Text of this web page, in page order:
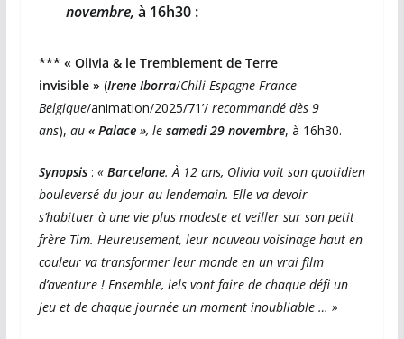
novembre, à 16h30 :
*** « Olivia & le Tremblement de Terre
invisible » (Irene Iborra/Chili-Espagne-France-
Belgique/animation/2025/71’/ recommandé dès 9
ans), au« Palace », lesamedi 29 novembre, à 16h30.
Synopsis : « Barcelone. À 12 ans, Olivia voit son quotidien
bouleversé du jour au lendemain. Elle va devoir
s’habituer à une vie plus modeste et veiller sur son petit
frère Tim. Heureusement, leur nouveau voisinage haut en
couleur va transformer leur monde en un vrai film
d’aventure ! Ensemble, iels vont faire de chaque défi un
jeu et de chaque journée un moment inoubliable … »